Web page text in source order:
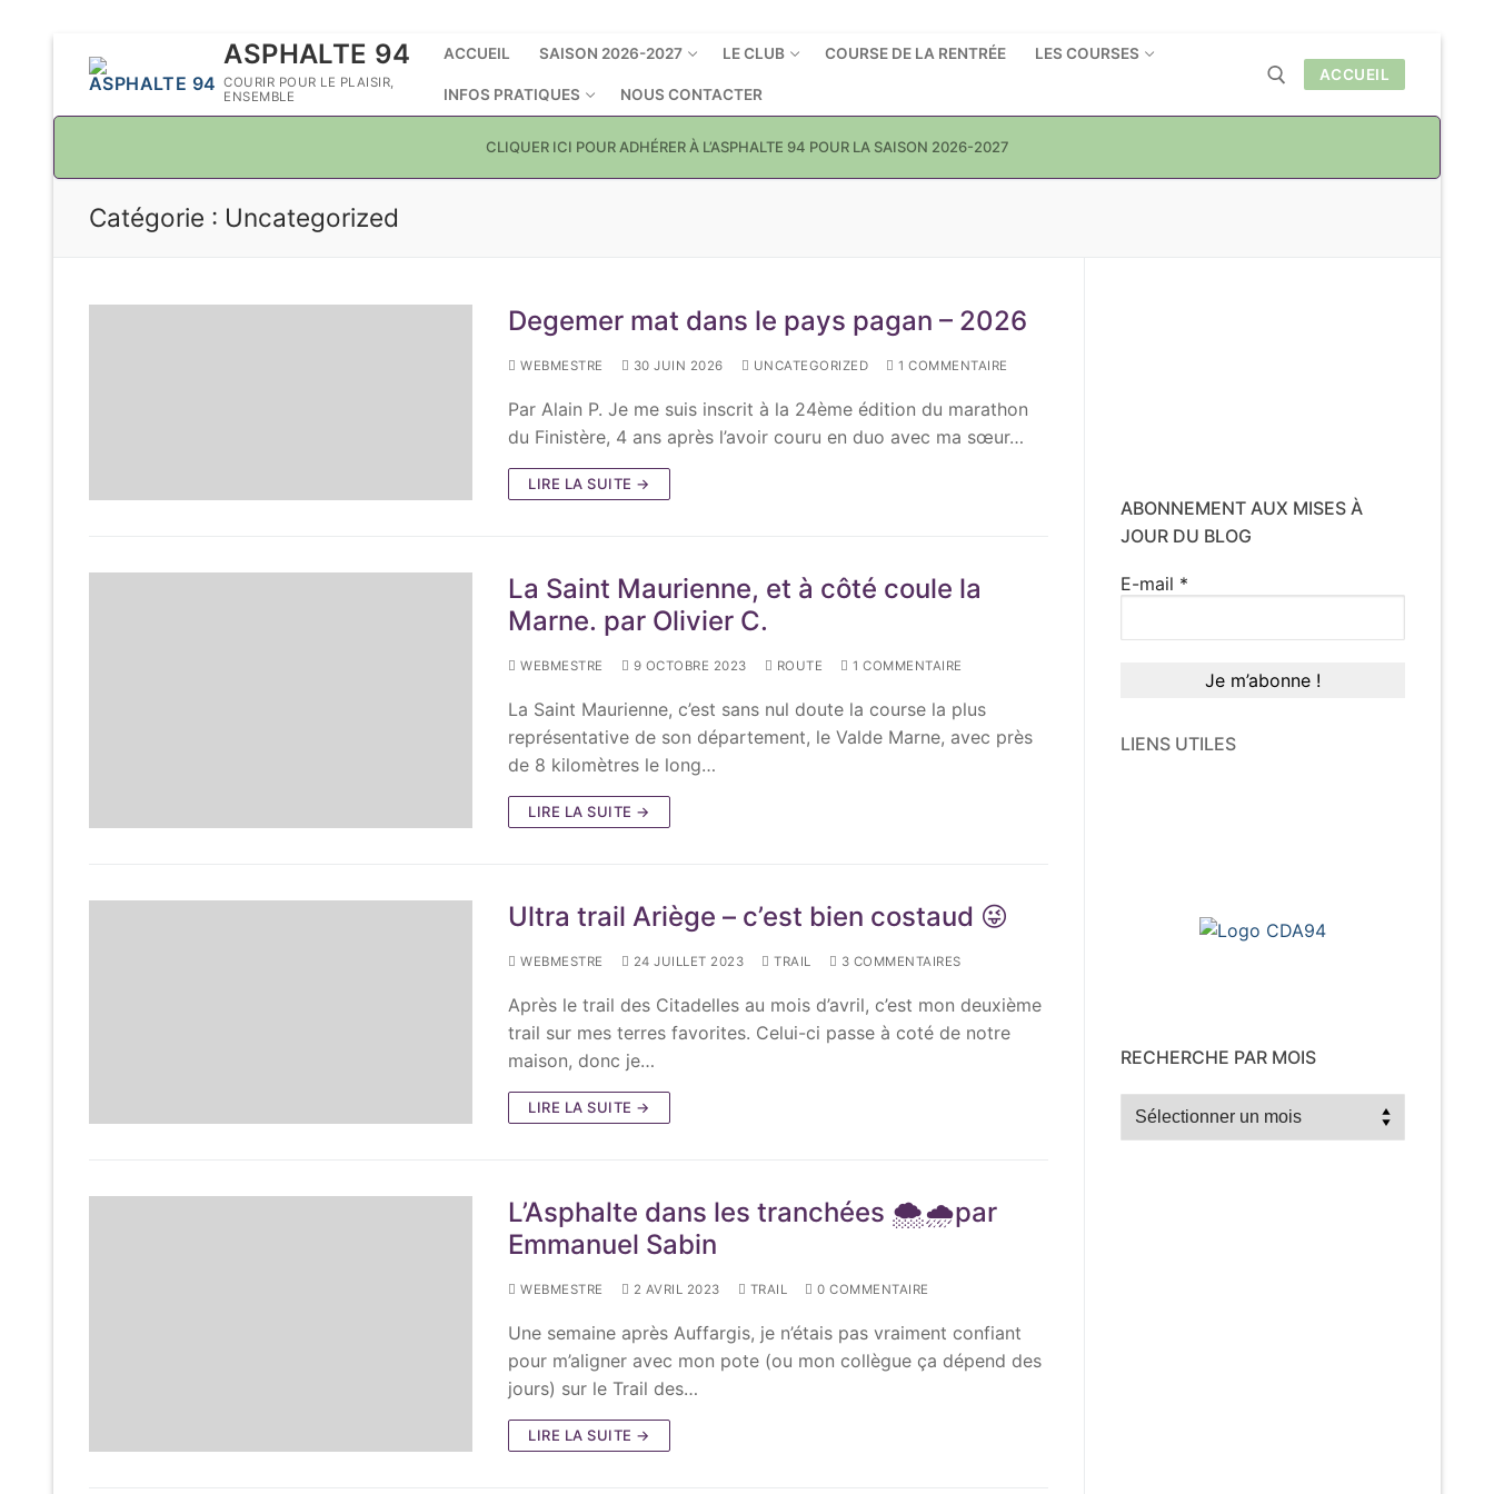
ASPHALTE 94
COURIR POUR LE PLAISIR,
ENSEMBLE
ACCUEIL SAISON 2026-2027 LE CLUB COURSE DE LA RENTRÉE LES COURSES
INFOS PRATIQUES NOUS CONTACTER
ACCUEIL
CLIQUER ICI POUR ADHÉRER À L’ASPHALTE 94 POUR LA SAISON 2026-2027
Catégorie : Uncategorized
Degemer mat dans le pays pagan – 2026
WEBMESTRE 30 JUIN 2026 UNCATEGORIZED 1 COMMENTAIRE
Par Alain P. Je me suis inscrit à la 24ème édition du marathon
du Finistère, 4 ans après l’avoir couru en duo avec ma sœur…
LIRE LA SUITE →
La Saint Maurienne, et à côté coule la
Marne. par Olivier C.
WEBMESTRE 9 OCTOBRE 2023 ROUTE 1 COMMENTAIRE
La Saint Maurienne, c’est sans nul doute la course la plus
représentative de son département, le Valde Marne, avec près
de 8 kilomètres le long…
LIRE LA SUITE →
Ultra trail Ariège – c’est bien costaud 😜
WEBMESTRE 24 JUILLET 2023 TRAIL 3 COMMENTAIRES
Après le trail des Citadelles au mois d’avril, c’est mon deuxième
trail sur mes terres favorites. Celui-ci passe à coté de notre
maison, donc je…
LIRE LA SUITE →
L’Asphalte dans les tranchées 🌨🌧par
Emmanuel Sabin
WEBMESTRE 2 AVRIL 2023 TRAIL 0 COMMENTAIRE
Une semaine après Auffargis, je n’étais pas vraiment confiant
pour m’aligner avec mon pote (ou mon collègue ça dépend des
jours) sur le Trail des…
LIRE LA SUITE →
ABONNEMENT AUX MISES À
JOUR DU BLOG
E-mail *
LIENS UTILES
RECHERCHE PAR MOIS
Recherche